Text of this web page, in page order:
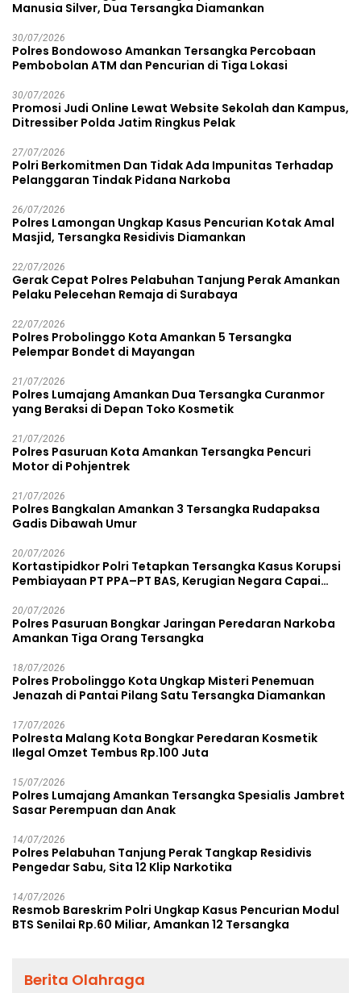
Manusia Silver, Dua Tersangka Diamankan
30/07/2026
Polres Bondowoso Amankan Tersangka Percobaan
Pembobolan ATM dan Pencurian di Tiga Lokasi
30/07/2026
Promosi Judi Online Lewat Website Sekolah dan Kampus,
Ditressiber Polda Jatim Ringkus Pelak
27/07/2026
Polri Berkomitmen Dan Tidak Ada Impunitas Terhadap
Pelanggaran Tindak Pidana Narkoba
26/07/2026
Polres Lamongan Ungkap Kasus Pencurian Kotak Amal
Masjid, Tersangka Residivis Diamankan
22/07/2026
Gerak Cepat Polres Pelabuhan Tanjung Perak Amankan
Pelaku Pelecehan Remaja di Surabaya
22/07/2026
Polres Probolinggo Kota Amankan 5 Tersangka
Pelempar Bondet di Mayangan
21/07/2026
Polres Lumajang Amankan Dua Tersangka Curanmor
yang Beraksi di Depan Toko Kosmetik
21/07/2026
Polres Pasuruan Kota Amankan Tersangka Pencuri
Motor di Pohjentrek
21/07/2026
Polres Bangkalan Amankan 3 Tersangka Rudapaksa
Gadis Dibawah Umur
20/07/2026
Kortastipidkor Polri Tetapkan Tersangka Kasus Korupsi
Pembiayaan PT PPA–PT BAS, Kerugian Negara Capai
20/07/2026
Polres Pasuruan Bongkar Jaringan Peredaran Narkoba
Amankan Tiga Orang Tersangka
18/07/2026
Polres Probolinggo Kota Ungkap Misteri Penemuan
Jenazah di Pantai Pilang Satu Tersangka Diamankan
17/07/2026
Polresta Malang Kota Bongkar Peredaran Kosmetik
Ilegal Omzet Tembus Rp.100 Juta
15/07/2026
Polres Lumajang Amankan Tersangka Spesialis Jambret
Sasar Perempuan dan Anak
14/07/2026
Polres Pelabuhan Tanjung Perak Tangkap Residivis
Pengedar Sabu, Sita 12 Klip Narkotika
14/07/2026
Resmob Bareskrim Polri Ungkap Kasus Pencurian Modul
BTS Senilai Rp.60 Miliar, Amankan 12 Tersangka
Berita Olahraga